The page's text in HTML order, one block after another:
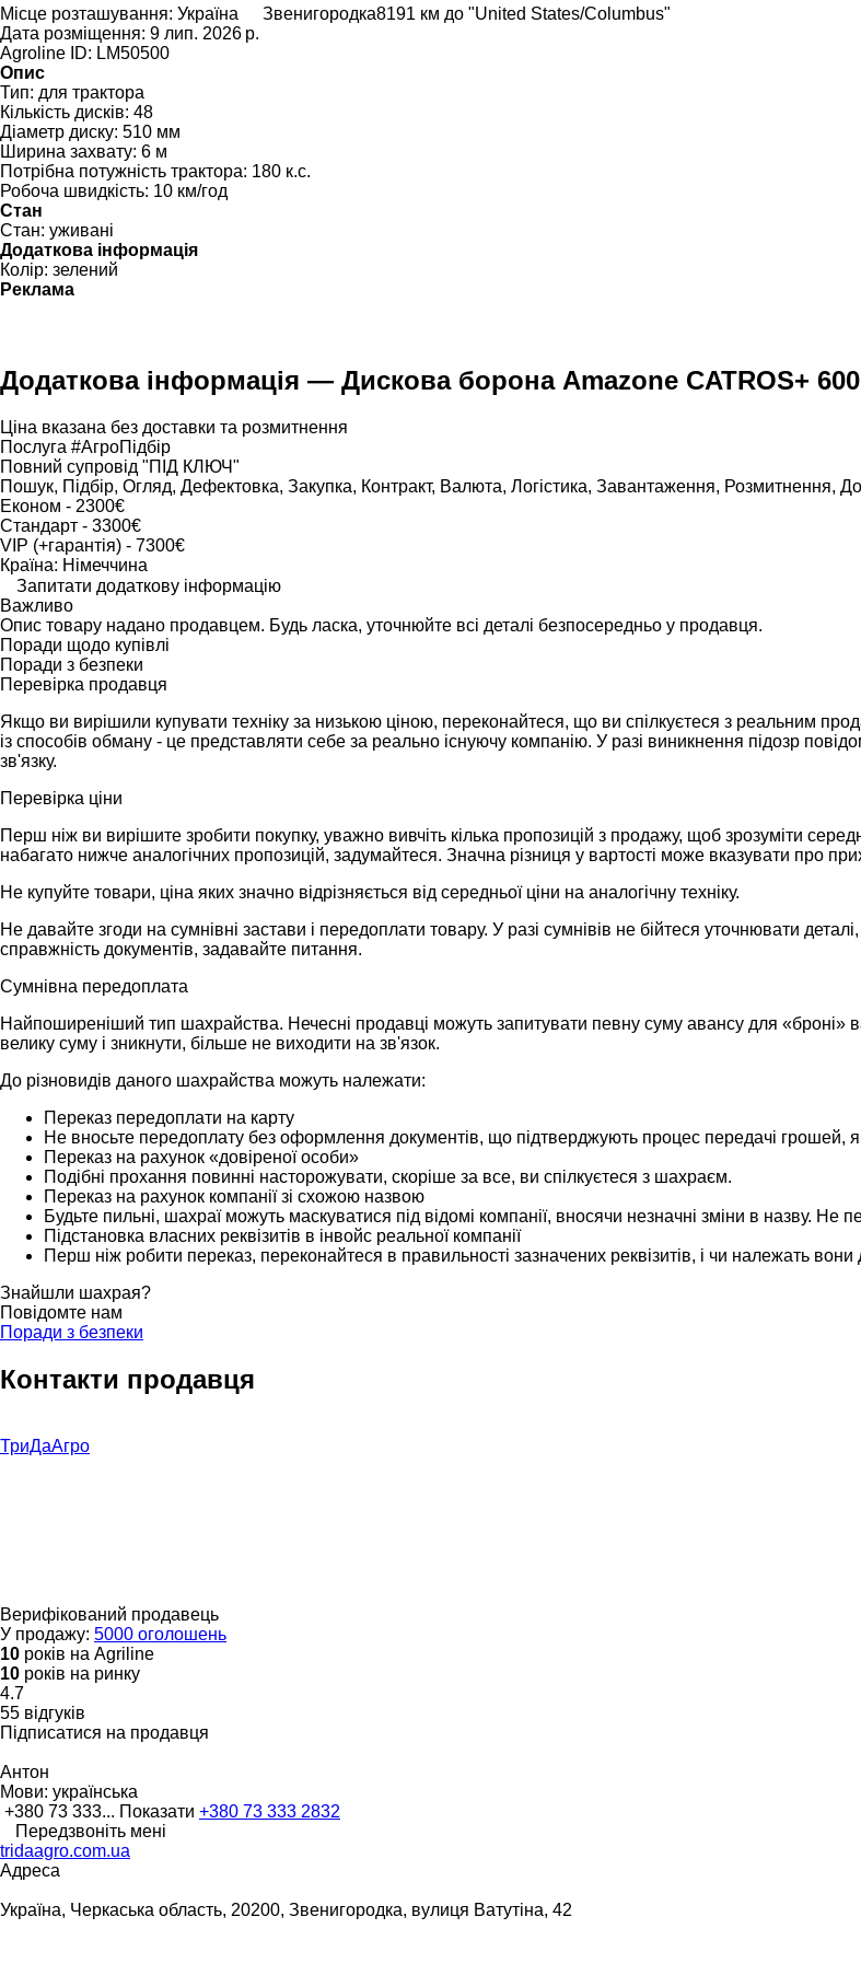
Місце розташування: Україна Звенигородка8191 км до "United States/Columbus"
Дата розміщення: 9 лип. 2026 р.
Agroline ID: LM50500
Опис
Тип: для трактора
Кількість дисків: 48
Діаметр диску: 510 мм
Ширина захвату: 6 м
Потрібна потужність трактора: 180 к.с.
Робоча швидкість: 10 км/год
Стан
Стан: уживані
Додаткова інформація
Колір: зелений
Реклама
Додаткова інформація — Дискова борона Amazone CATROS+
Ціна вказана без доставки та розмитнення
Послуга #АгроПідбір
Повний супровід "ПІД КЛЮЧ"
Пошук, Підбір, Огляд, Дефектовка, Закупка, Контракт, Валюта, Логістика, Завантаження, Розмитнення,
Економ - 2300€
Стандарт - 3300€
VIP (+гарантія) - 7300€
Країна: Німеччина
Запитати додаткову інформацію
Важливо
Опис товару надано продавцем. Будь ласка, уточнюйте всі деталі безпосередньо у продавця.
Поради щодо купівлі
Поради з безпеки
Перевірка продавця
Якщо ви вирішили купувати техніку за низькою ціною, переконайтеся, що ви спілкуєтеся з реальним
із способів обману - це представляти себе за реально існуючу компанію. У разі виникнення підозр
зв'язку.
Перевірка ціни
Перш ніж ви вирішите зробити покупку, уважно вивчіть кілька пропозицій з продажу, щоб зрозуміти
набагато нижче аналогічних пропозицій, задумайтеся. Значна різниця у вартості може вказувати про
Не купуйте товари, ціна яких значно відрізняється від середньої ціни на аналогічну техніку.
Не давайте згоди на сумнівні застави і передоплати товару. У разі сумнівів не бійтеся уточнювати
справжність документів, задавайте питання.
Сумнівна передоплата
Найпоширеніший тип шахрайства. Нечесні продавці можуть запитувати певну суму авансу для «броні»
велику суму і зникнути, більше не виходити на зв'язок.
До різновидів даного шахрайства можуть належати:
Переказ передоплати на карту
Не вносьте передоплату без оформлення документів, що підтверджують процес передачі грошей,
Переказ на рахунок «довіреної особи»
Подібні прохання повинні насторожувати, скоріше за все, ви спілкуєтеся з шахраєм.
Переказ на рахунок компанії зі схожою назвою
Будьте пильні, шахраї можуть маскуватися під відомі компанії, вносячи незначні зміни в назву. Не
Підстановка власних реквізитів в інвойс реальної компанії
Перш ніж робити переказ, переконайтеся в правильності зазначених реквізитів, і чи належать вони
Знайшли шахрая?
Повідомте нам
Поради з безпеки
Контакти продавця
ТриДаАгро
Верифікований продавець
У продажу: 5000 оголошень
10 років на Agriline
10 років на ринку
4.7
55 відгуків
Підписатися на продавця
Антон
Мови: українська
+380 73 333... Показати +380 73 333 2832
Передзвоніть мені
tridaagro.com.ua
Адреса
Україна, Черкаська область, 20200, Звенигородка, вулиця Ватутіна, 42